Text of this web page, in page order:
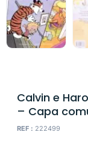
Calvin e
– Capa
REF : 222499